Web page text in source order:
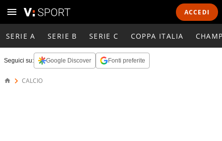
ACCEDI
SERIE A SERIE B SERIE C COPPA ITALIA
Seguici su: Google Discover Fonti preferite
CALCIO